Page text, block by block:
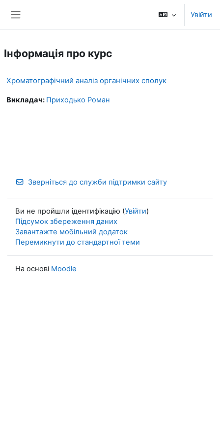
Увійти
Інформація про курс
Хроматографічний аналіз органічних сполук
Викладач: Приходько Роман
Зверніться до служби підтримки сайту
Ви не пройшли ідентифікацію (Увійти)
Підсумок збереження даних
Завантажте мобільний додаток
Перемикнути до стандартної теми
На основі Moodle